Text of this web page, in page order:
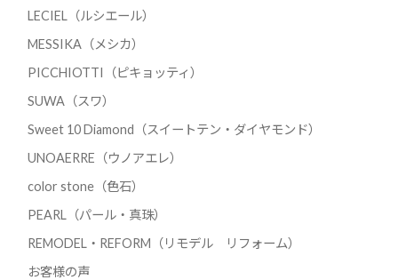
LECIEL（ルシエール）
MESSIKA（メシカ）
PICCHIOTTI（ピキョッティ）
SUWA（スワ）
Sweet 10 Diamond（スイートテン・ダイヤモンド）
UNOAERRE（ウノアエレ）
color stone（色石）
PEARL（パール・真珠）
REMODEL・REFORM（リモデル リフォーム）
お客様の声